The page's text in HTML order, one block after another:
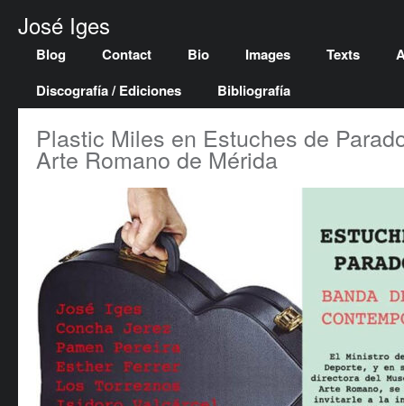
José Iges
Blog Contact Bio Images Texts
Discografía / Ediciones
Bibliografía
Plastic Miles en Estuches de
Arte Romano de Mérida